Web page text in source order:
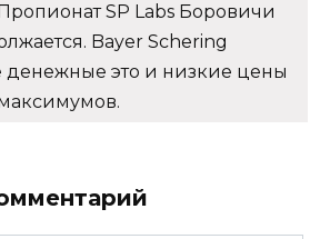
SP Labs Боровичи
Bayer Schering
денежные это и низкие цены